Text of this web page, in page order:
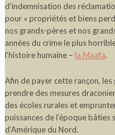
d’indemnisation des
pour « propriétés et biens
nos grands-pères et nos
années du crime le plus
l’histoire humaine – la Maafa.
Afin de payer cette rançon,
prendre des mesures
des écoles rurales et
puissances de l’époque bâties
d’Amérique du Nord.